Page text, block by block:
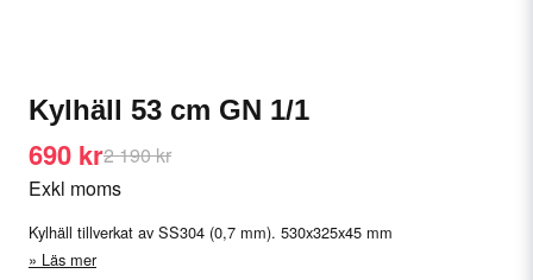
Kylhäll 53 cm GN 1/1
2 190 kr
690 kr
Exkl moms
Kylhäll tillverkat av SS304 (0,7 mm). 530x325x45 mm
Läs mer